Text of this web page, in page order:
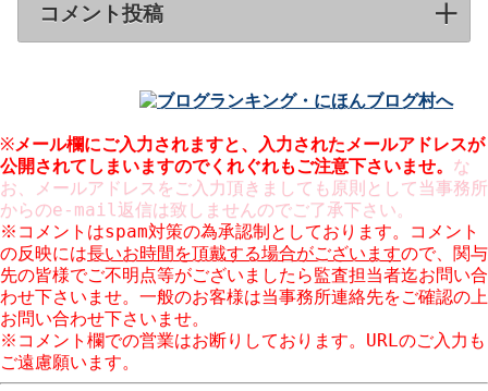
コメント投稿click to expand contents
※メール欄にご入力されますと、入力された メールアドレスが
公開 されてしまいますのでくれぐれもご注意下さいませ。 な
お、メールアドレスをご入力頂きましても原則として当事務所
からのe-mail返信は致しませんのでご了承下さい。
※コメントはspam対策の為承認制としております。コメント
の反映には長いお時間を頂戴する場合がございますので、関与
先の皆様でご不明点等がございましたら監査担当者迄お問い合
わせ下さいませ。一般のお客様は当事務所連絡先をご確認の上
お問い合わせ下さいませ。
※コメント欄での営業はお断りしております。URLのご入力も
ご遠慮願います。